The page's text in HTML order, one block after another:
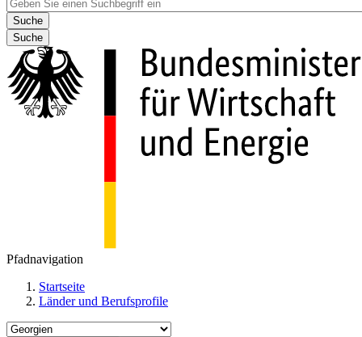
Suche
Pfadnavigation
Startseite
Länder und Berufsprofile